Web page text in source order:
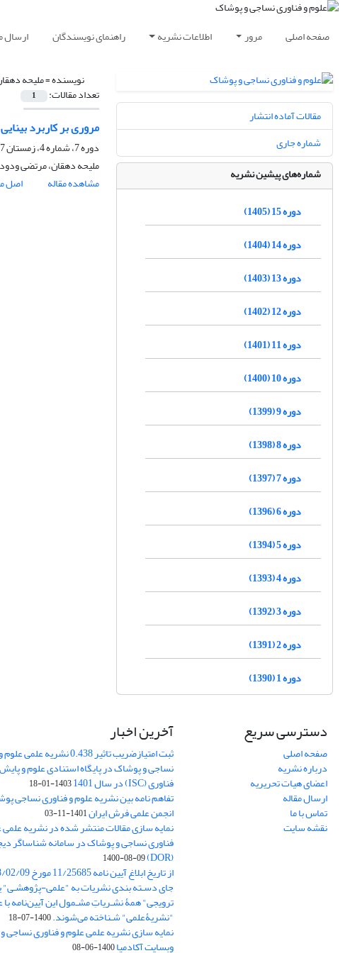
صفحه اصلی مرور اطلاعات نشریه راهنمای نویسندگان ارسال
نویسنده =ملیحه
تعداد مقالات: 1
مروری بر کاربرد
دوره 7، شماره 4، زمستان 1397، صفحه
ملیحه دهقان، مرتضی
مشاهده مقاله
اصل
مقالات آماده انتشار
شماره جاری
شماره‌های پیشین نشریه
دوره 15 (1405)
دوره 14 (1404)
دوره 13 (1403)
دوره 12 (1402)
دوره 11 (1401)
دوره 10 (1400)
دوره 9 (1399)
دوره 8 (1398)
دوره 7 (1397)
دوره 6 (1396)
دوره 5 (1394)
دوره 4 (1393)
دوره 3 (1392)
دوره 2 (1391)
دوره 1 (1390)
دسترسی سریع
صفحه اصلی
درباره نشریه
اعضای هیات تحریریه
ارسال مقاله
تماس با ما
نقشه سایت
آخرین اخبار
ثبت امتیازضریب تاثیر 0.438 نشریه
نساجی و پوشاک در پایگاه استنادی علوم و
فناوری (ISC) در سال 1401 1403-01-18
تفاهم نامه بین نشریه علوم و فناوری نساجی
انجمن علمی فرش ایران1401-11-03
نمایه سازی مقالات منتشر شده در نشریه علمی
فناوری نساجی و پوشاک در سامانه شناساگر
(DOR)
1400-08-09
جای دسـته بندی نشریات به "علمی-پژوهشـی"
ترویجی" همۀ نشـریاتِ مشـمول این آیین‌نامه با
"نشریۀعلمی" شـناخته می‌شوند.1400-07-18
نمایه سازی نشریه علمی علوم و فناوری
وبسایت آکادمیا1400-06-08